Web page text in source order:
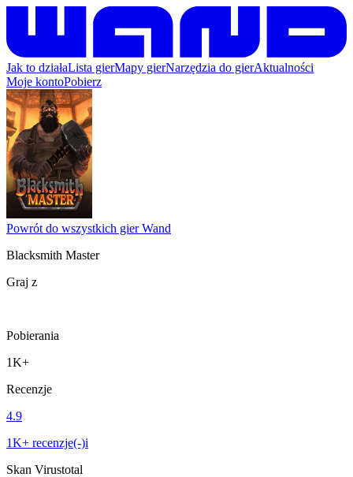
Jak to działaLista gierMapy gierNarzędzia do gierAktualności
Moje kontoPobierz
Powrót do wszystkich gier Wand
Blacksmith Master
Graj z
Pobierania
1K+
Recenzje
4.9
1K+ recenzje(-)i
Skan Virustotal